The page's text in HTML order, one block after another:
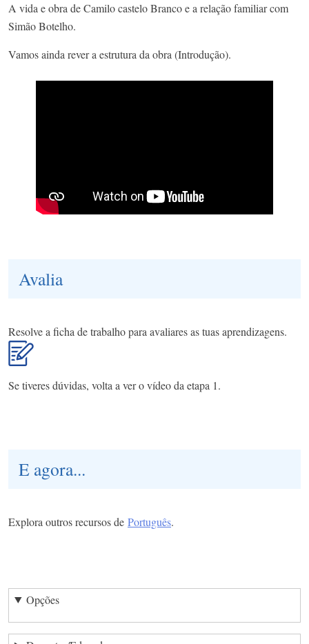
A vida e obra de Camilo castelo Branco e a relação familiar com
Simão Botelho.
Vamos ainda rever a estrutura da obra (Introdução).
Avalia
Resolve a ficha de trabalho para avaliares as tuas aprendizagens.
Se tiveres dúvidas, volta a ver o vídeo da etapa 1.
E agora...
Explora outros recursos de Português.
Opções